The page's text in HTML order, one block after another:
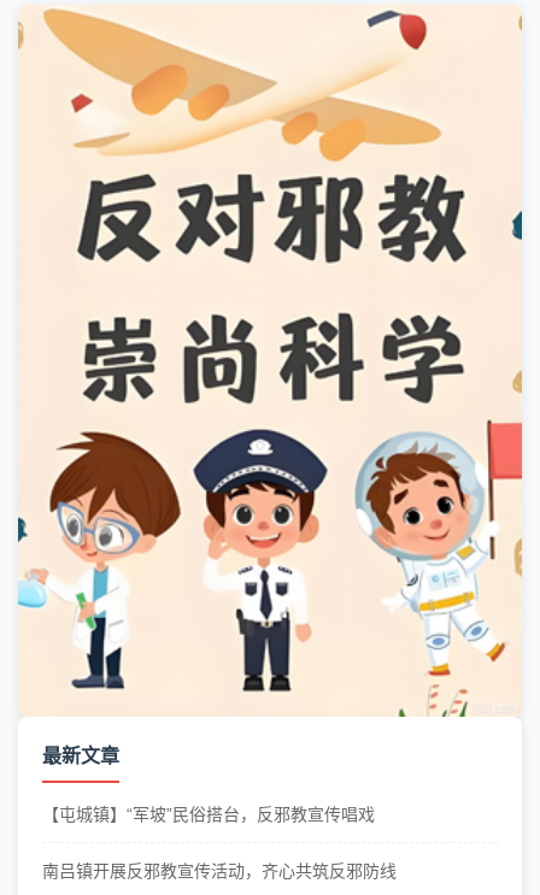
最新文章
【屯城镇】“军坡”民俗搭台，反邪教宣传唱戏
南吕镇开展反邪教宣传活动，齐心共筑反邪防线